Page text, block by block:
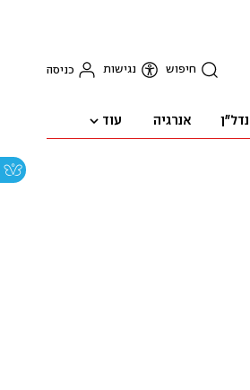
חיפוש נגישות כניסה
נדל"ן אנרגיה עוד